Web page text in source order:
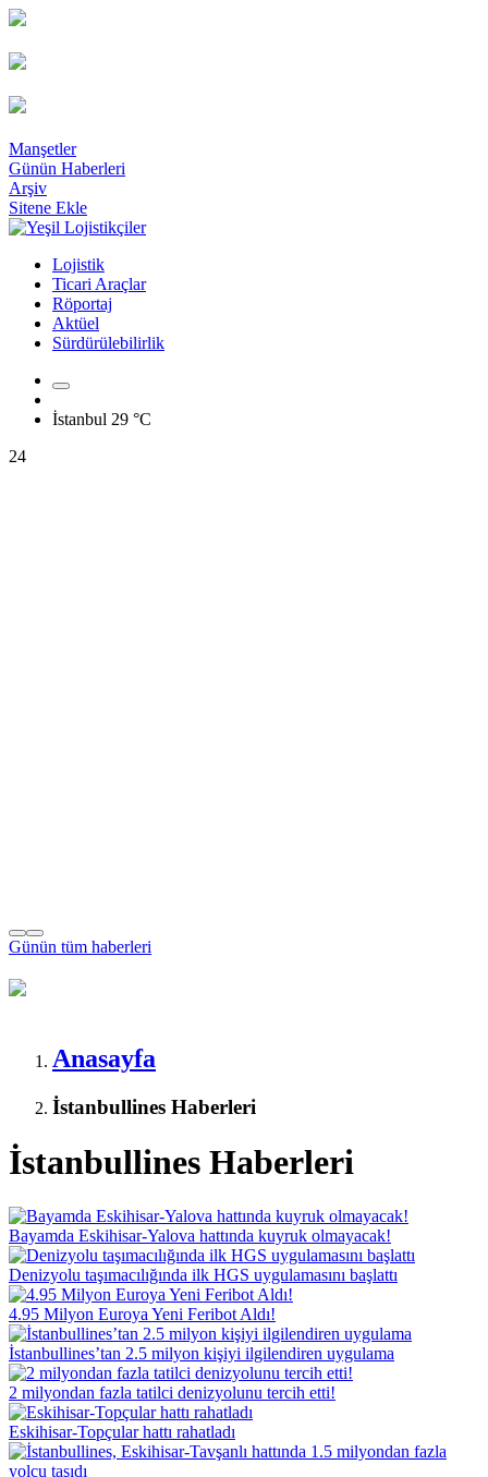
Manşetler
Günün Haberleri
Arşiv
Sitene Ekle
Lojistik
Ticari Araçlar
Röportaj
Aktüel
Sürdürülebilirlik
İstanbul 29 °C
24
Günün tüm haberleri
Anasayfa
İstanbullines Haberleri
İstanbullines Haberleri
Bayamda Eskihisar-Yalova hattında kuyruk olmayacak!
Denizyolu taşımacılığında ilk HGS uygulamasını başlattı
4.95 Milyon Euroya Yeni Feribot Aldı!
İstanbullines’tan 2.5 milyon kişiyi ilgilendiren uygulama
2 milyondan fazla tatilci denizyolunu tercih etti!
Eskihisar-Topçular hattı rahatladı